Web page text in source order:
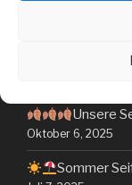
NEUESTE
Samstags
Unsere
Oktober 6, 2025
Sommer